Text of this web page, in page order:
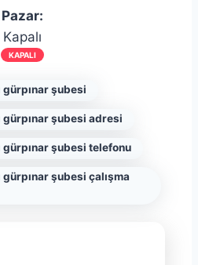
Pazar:
Kapalı
KAPALI
gürpınar şubesi
gürpınar şubesi adresi
gürpınar şubesi telefonu
şubesi çalışma